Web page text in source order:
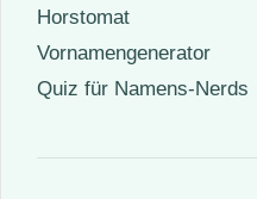
Horstomat
Vornamengenerator
Quiz für Namens-Nerds